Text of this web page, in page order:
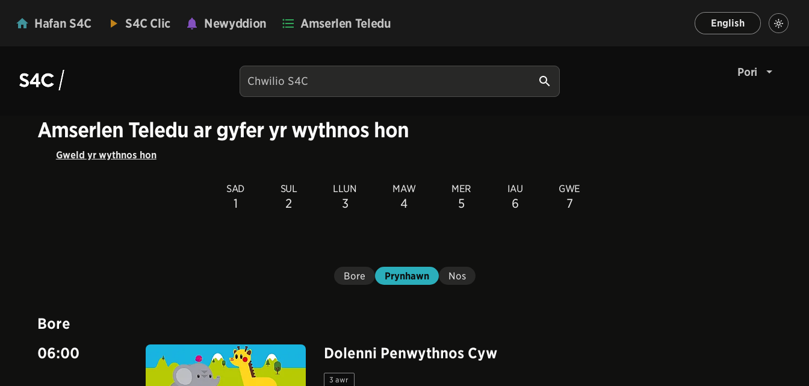
Hafan S4C S4C Clic Newyddion Amserlen Teledu English
Pori
Amserlen Teledu ar gyfer yr wythnos hon
Gweld yr wythnos hon
SAD
1
SUL
2
LLUN
3
MAW
4
MER
5
IAU
6
GWE
7
Bore Prynhawn Nos
Bore
06:00
Dolenni Penwythnos Cyw
3 awr